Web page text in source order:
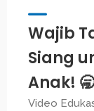
Wajib
Siang
Anak! 🥱
Video